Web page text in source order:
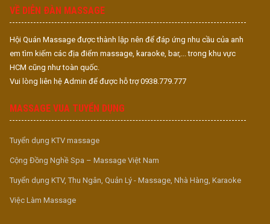
VỀ DIỄN ĐÀN MASSAGE
Hội Quán Massage được thành lập nên để đáp ứng nhu cầu của anh
em tìm kiếm các địa điểm massage, karaoke, bar,... trong khu vực
HCM cũng như toàn quốc.
Vui lòng liên hệ Admin để được hỗ trợ 0938.779.777
MASSAGE VUA TUYỂN DỤNG
Tuyển dụng KTV massage
Cộng Đồng Nghề Spa – Massage Việt Nam
Tuyển dụng KTV, Thu Ngân, Quản Lý - Massage, Nhà Hàng, Karaoke
Việc Làm Massage